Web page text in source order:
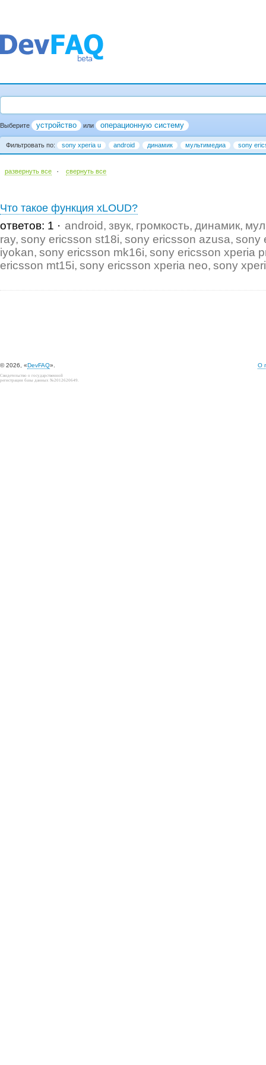
Выберите устройство или операционную систему
Фильтровать по: sony xperia u android динамик мультимедиа sony
развернуть все · cвернуть все
Что такое функция xLOUD?
ответов: 1 android звук громкость динамик
ray sony ericsson st18i sony ericsson azusa sony
iyokan sony ericsson mk16i sony ericsson xperia
ericsson mt15i sony ericsson xperia neo sony
© 2026, «DevFAQ». О
Свидетельство о государственной
регистрации базы данных №2012620649.